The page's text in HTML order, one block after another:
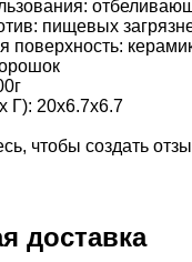
:
: пищевых
поверхность:
Г): 20х6.7х6.7
чтобы создать
доставка